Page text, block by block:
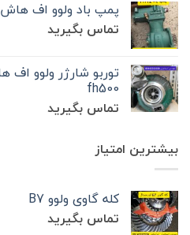
پمپ باد ولوو اف هاش FH12
تماس بگیرید
fh500
تماس بگیرید
بیشترین امتیاز
کله گاوی ولوو B7
تماس بگیرید